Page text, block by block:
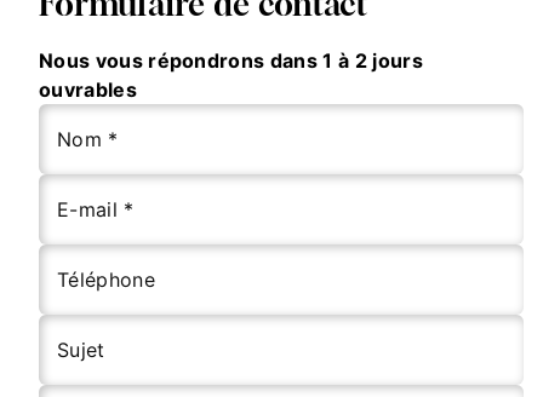
Nous vous répondrons dans 1 à 2 jours
ouvrables
Nom *
E-mail *
Téléphone
Sujet